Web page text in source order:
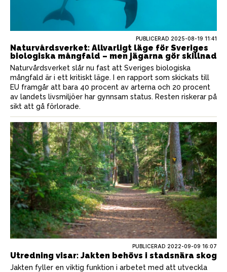
PUBLICERAD 2025-08-19 11:41
Naturvårdsverket: Allvarligt läge för Sveriges
biologiska mångfald – men jägarna gör skillnad
Naturvårdsverket slår nu fast att Sveriges biologiska
mångfald är i ett kritiskt läge. I en rapport som skickats till
EU framgår att bara 40 procent av arterna och 20 procent
av landets livsmiljöer har gynnsam status. Resten riskerar på
sikt att gå förlorade.
PUBLICERAD 2022-09-09 16:07
Utredning visar: Jakten behövs i stadsnära skog
Jakten fyller en viktig funktion i arbetet med att utveckla